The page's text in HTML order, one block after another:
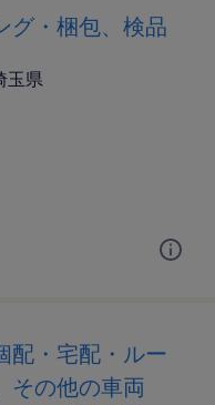
グ・梱包、検品
玉県
配・宅配・ルー
その他の車両